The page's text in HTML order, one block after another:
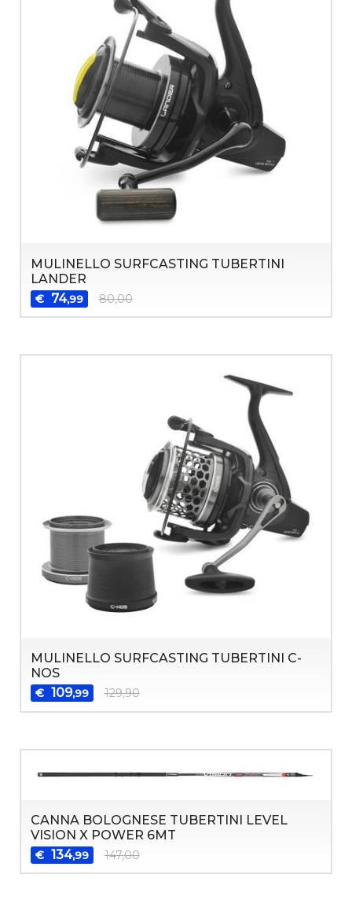
MULINELLO SURFCASTING TUBERTINI
LANDER
€ 74,99 80,00
MULINELLO SURFCASTING TUBERTINI C-
NOS
€ 109,99 129,90
CANNA BOLOGNESE TUBERTINI LEVEL
VISION X POWER 6MT
€ 134,99 147,00